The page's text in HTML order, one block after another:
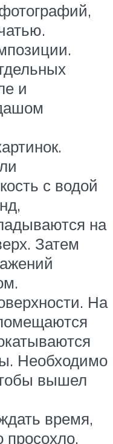
и
с водой
на
Затем
На
Необходимо
вышел
время,